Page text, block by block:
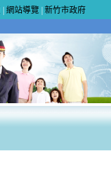
網站導覽| 新竹市政府